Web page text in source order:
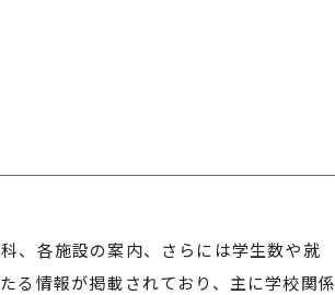
、各施設の案内、さらには学生数や就
る情報が掲載されており、主に学校関係